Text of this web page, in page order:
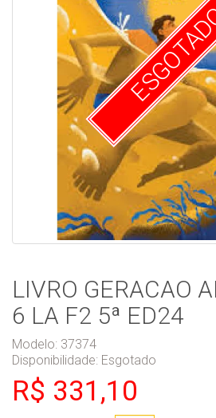
LIVRO GERACAO
6 LA F2 5ª ED24
Modelo: 37374
Disponibilidade: Esgotado
R$ 331,10